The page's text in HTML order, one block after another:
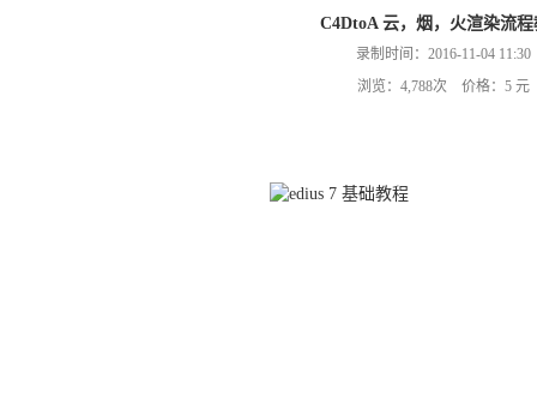
C4DtoA 云，烟，火渲染流程
录制时间：2016-11-04 11:30
浏览：4,788次 价格：5 元